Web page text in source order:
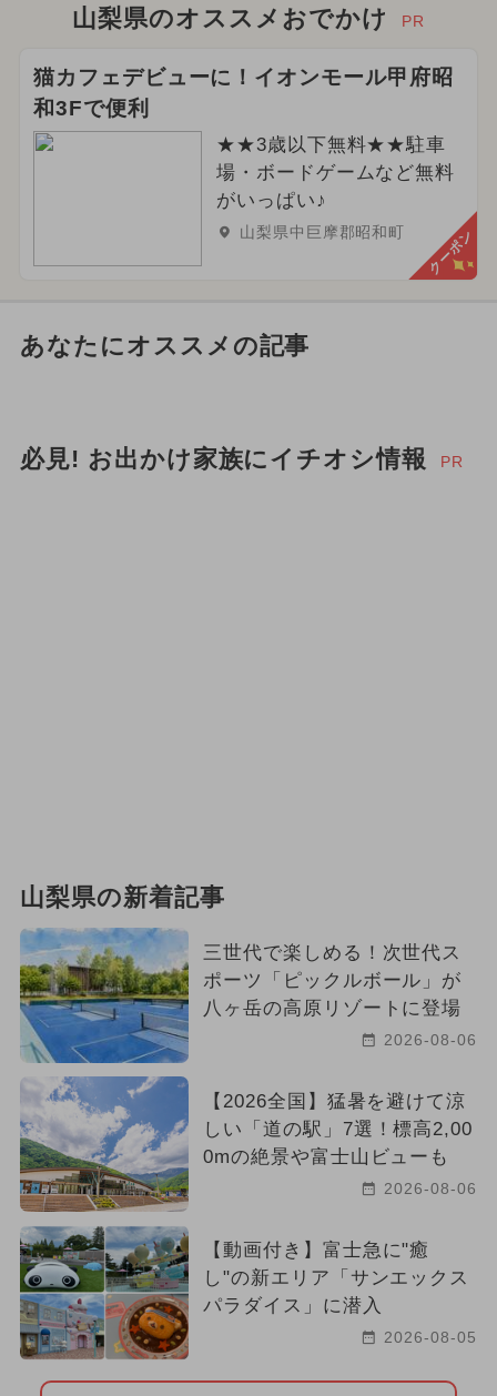
山梨県のオススメおでかけ PR
猫カフェデビューに！イオンモール甲府昭
和3Fで便利
★★3歳以下無料★★駐車
場・ボードゲームなど無料
がいっぱい♪
山梨県中巨摩郡昭和町 クーポン
あなたにオススメの記事
必見! お出かけ家族にイチオシ情報 PR
山梨県の新着記事
三世代で楽しめる！次世代ス
ポーツ「ピックルボール」が
八ヶ岳の高原リゾートに登場
2026-08-06
【2026全国】猛暑を避けて涼
しい「道の駅」7選！標高2,00
0mの絶景や富士山ビューも
2026-08-06
【動画付き】富士急に"癒
し"の新エリア「サンエックス
パラダイス」に潜入
2026-08-05